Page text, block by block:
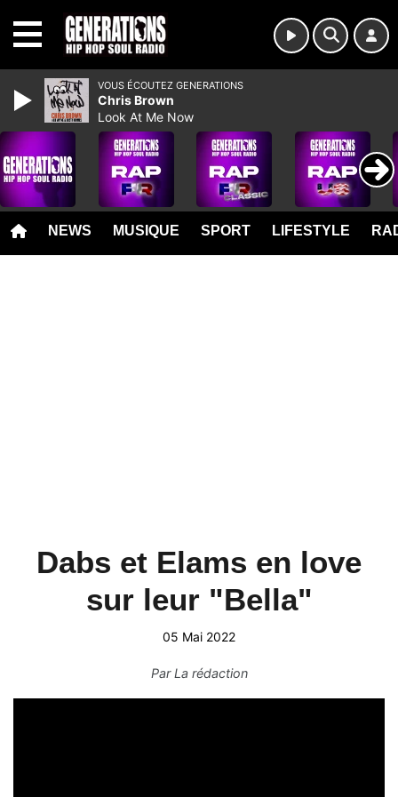
NEWS MUSIQUE SPORT LIFESTYLE
Dabs et Elams en love
sur leur "Bella"
05 Mai 2022
ParLa rédaction
VOUS ÉCOUTEZ GENERATIONS
Chris Brown
Look At Me Now